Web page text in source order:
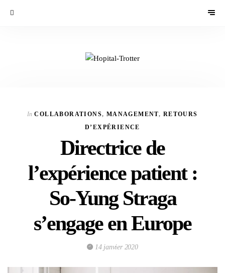
In COLLABORATIONS, MANAGEMENT, RETOURS
D’EXPÉRIENCE
Directrice de
l’expérience patient :
So-Yung Straga
s’engage en Europe
14 janvier 2020